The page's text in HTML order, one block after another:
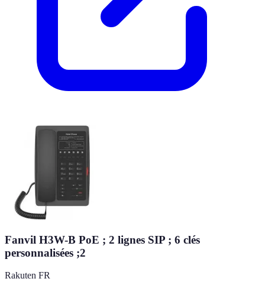
Fanvil H3W-B PoE ; 2 lignes SIP ; 6 clés
personnalisées ;2
Rakuten FR